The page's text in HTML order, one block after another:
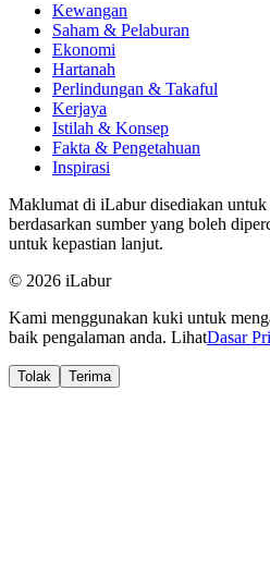
Kewangan
Saham & Pelaburan
Ekonomi
Hartanah
Perlindungan & Takaful
Kerjaya
Istilah & Konsep
Fakta & Pengetahuan
Inspirasi
Maklumat di iLabur disediakan
berdasarkan sumber yang boleh
untuk kepastian lanjut.
© 2026 iLabur
Kami menggunakan kuki untuk
baik pengalaman anda. LihatDasar
Tolak Terima